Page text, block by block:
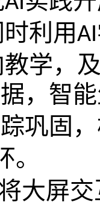
利用AI
学，
，智
巩固
大屏